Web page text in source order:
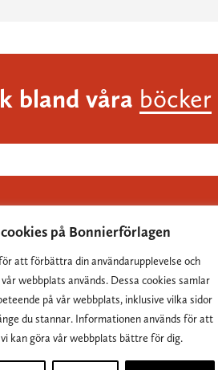
på Bonnierförlagen
att förbättra din användarupplevelse och
webbplats används. Dessa cookies samlar
på vår webbplats, inklusive vilka sidor
du stannar. Informationen används för att
kan göra vår webbplats bättre för dig.
bland våra böcker
grundades 1837 och är Sveriges